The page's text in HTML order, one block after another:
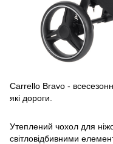
Carrello Bravo -
які дороги.
Утеплений чохол для
світловідбивними